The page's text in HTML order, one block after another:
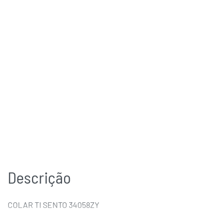
Descrição
COLAR TI SENTO 34058ZY